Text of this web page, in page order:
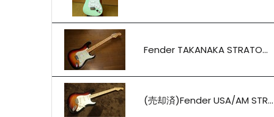
Fender TAKANAKA STRATO...
(売却済)Fender USA/AM STR...